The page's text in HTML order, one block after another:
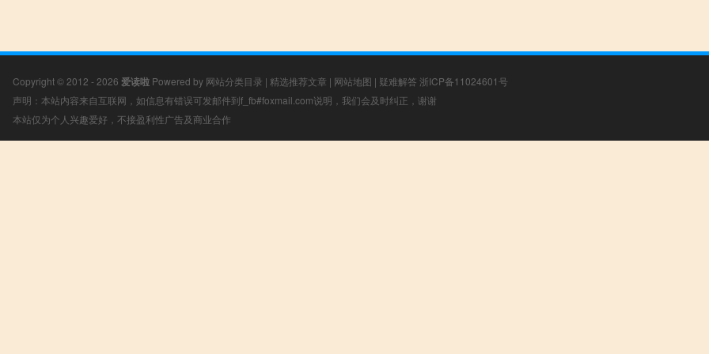
Copyright © 2012 - 2026 爱读啦 Powered by 网站分类目录 | 精选推荐文章 | 网站地图 | 疑难解答 浙ICP备11024601号
声明：本站内容来自互联网，如信息有错误可发邮件到f_fb#foxmail.com说明，我们会及时纠正，谢谢
本站仅为个人兴趣爱好，不接盈利性广告及商业合作